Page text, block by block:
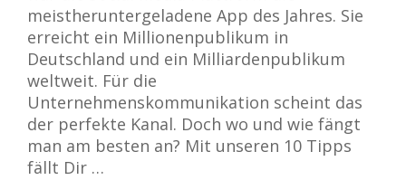
meistheruntergeladene App des Jahres. Sie
erreicht ein Millionenpublikum in
Deutschland und ein Milliardenpublikum
weltweit. Für die
Unternehmenskommunikation scheint das
der perfekte Kanal. Doch wo und wie fängt
man am besten an? Mit unseren 10 Tipps
fällt Dir …